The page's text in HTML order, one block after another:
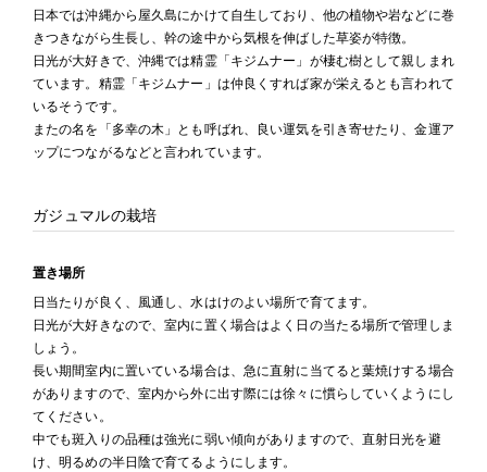
日本では沖縄から屋久島にかけて自生しており、他の植物や岩などに巻
きつきながら生長し、幹の途中から気根を伸ばした草姿が特徴。
日光が大好きで、沖縄では精霊「キジムナー」が棲む樹として親しまれ
ています。精霊「キジムナー」は仲良くすれば家が栄えるとも言われて
いるそうです。
またの名を「多幸の木」とも呼ばれ、良い運気を引き寄せたり、金運ア
ップにつながるなどと言われています。
ガジュマルの栽培
置き場所
日当たりが良く、風通し、水はけのよい場所で育てます。
日光が大好きなので、室内に置く場合はよく日の当たる場所で管理しま
しょう。
長い期間室内に置いている場合は、急に直射に当てると葉焼けする場合
がありますので、室内から外に出す際には徐々に慣らしていくようにし
てください。
中でも斑入りの品種は強光に弱い傾向がありますので、直射日光を避
け、明るめの半日陰で育てるようにします。